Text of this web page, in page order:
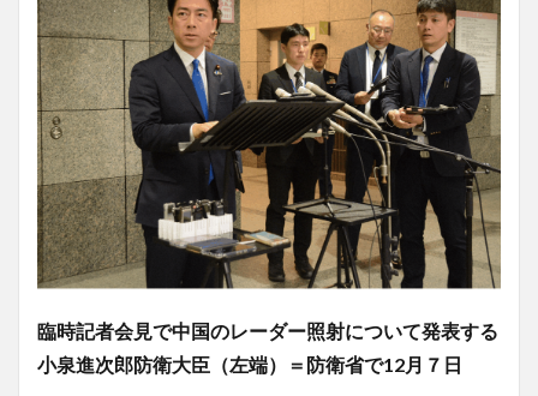
臨時記者会見で中国のレーダー照射について発表する
小泉進次郎防衛大臣（左端）＝防衛省で12月７日